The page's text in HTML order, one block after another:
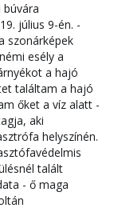
búvára
július 9-én. -
szonárképek
esély a
a hajó
találtam a hajó
őket a víz alatt -
aki
helyszínén.
talált
- ő maga